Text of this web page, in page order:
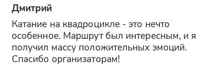
Дмитрий
Катание на квадроцикле - это нечто
особенное. Маршрут был интересным, и я
получил массу положительных эмоций.
Спасибо организаторам!